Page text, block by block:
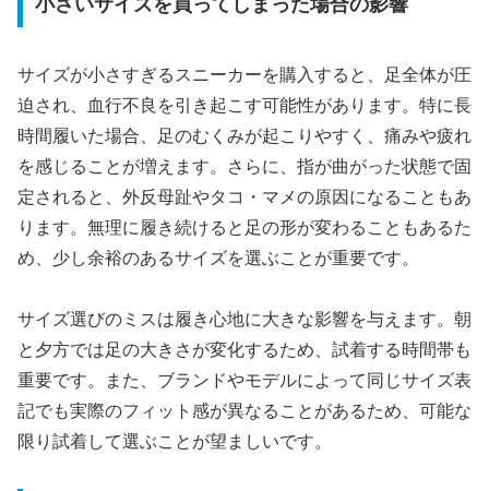
サイズが小さすぎるスニーカーを購入すると、足全体が圧
迫され、血行不良を引き起こす可能性があります。特に長
時間履いた場合、足のむくみが起こりやすく、痛みや疲れ
を感じることが増えます。さらに、指が曲がった状態で固
定されると、外反母趾やタコ・マメの原因になることもあ
ります。無理に履き続けると足の形が変わることもあるた
め、少し余裕のあるサイズを選ぶことが重要です。
サイズ選びのミスは履き心地に大きな影響を与えます。朝
と夕方では足の大きさが変化するため、試着する時間帯も
重要です。また、ブランドやモデルによって同じサイズ表
記でも実際のフィット感が異なることがあるため、可能な
限り試着して選ぶことが望ましいです。